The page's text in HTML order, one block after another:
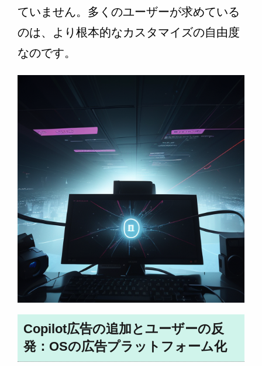
ていません。多くのユーザーが求めている
のは、より根本的なカスタマイズの自由度
なのです。
Copilot広告の追加とユーザーの反
発：OSの広告プラットフォーム化